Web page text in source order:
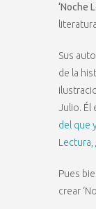
‘Noche
Sus
de la
Julio. Él
del que
Lectura,
Pues
crear